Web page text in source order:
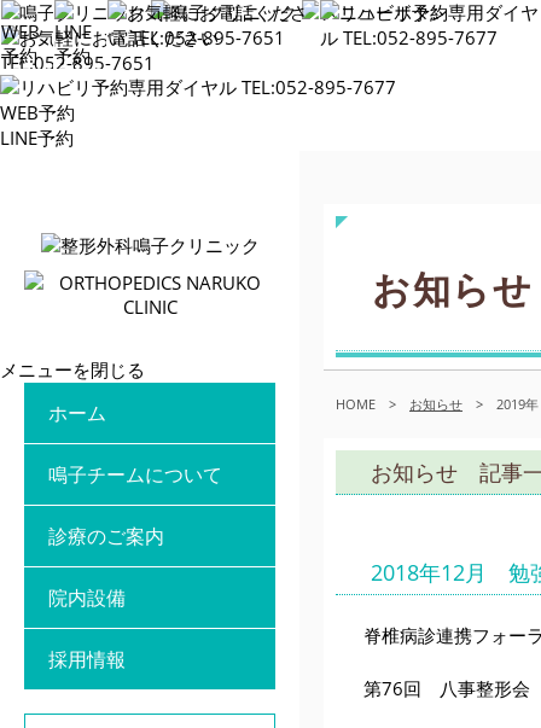
WEB予約
LINE予約
メニューを閉じる
ホーム
鳴子チームについて
診療のご案内
院内設備
採用情報
お知らせ
HOME > お知らせ > 2019年
お知らせ 記事
2018年12月 勉
脊椎病診連携フォー
第76回 八事整形会